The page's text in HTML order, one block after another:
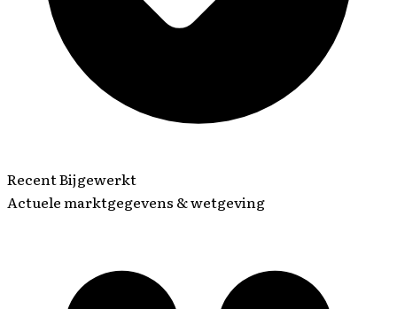
Recent Bijgewerkt
Actuele marktgegevens & wetgeving